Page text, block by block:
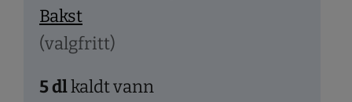
Bakst
(valgfritt)
5dlkaldt vann